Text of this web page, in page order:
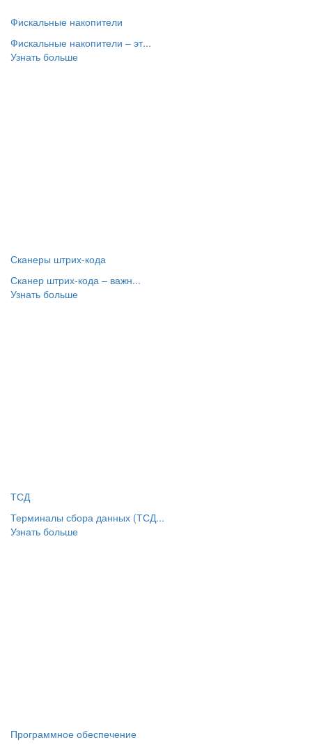
Фискальные накопители
Фискальные накопители – эт...
Узнать больше
Сканеры штрих-кода
Сканер штрих-кода – важн...
Узнать больше
ТСД
Терминалы сбора данных (ТСД...
Узнать больше
Программное обеспечение